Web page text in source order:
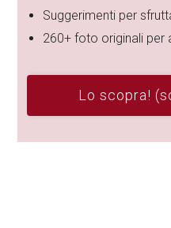
Suggerimenti per
260+ foto originali per
Lo scopra!